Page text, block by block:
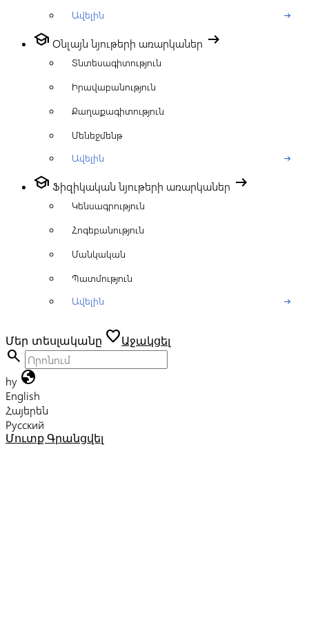
Ավելին
arrow_right_alt
school Օնլայն նյութերի առարկաներ arrow_right_alt
Տնտեսագիտություն
Իրավաբանություն
Քաղաքագիտություն
Մենեջմենթ
Ավելին
arrow_right_alt
school Ֆիզիկական նյութերի առարկաներ arrow_right_alt
Կենսագրություն
Հոգեբանություն
Մանկական
Պատմություն
Ավելին
arrow_right_alt
Մեր տեսլականը favoriteԱջակցել
search
hy globe
English
Հայերեն
Русский
Մուտք Գրանցվել